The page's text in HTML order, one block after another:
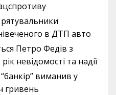
в ДТП авто
Петро Федів з
невідомості та надії
виманив у
гривень